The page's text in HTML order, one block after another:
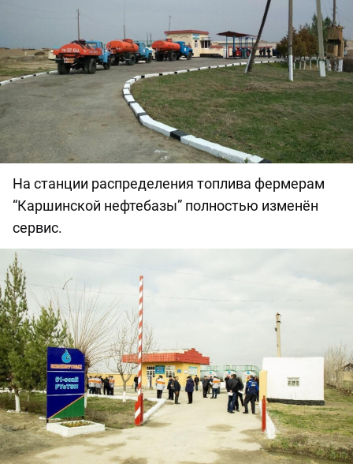
На станции распределения топлива фермерам
“Каршинской нефтебазы” полностью изменён
сервис.